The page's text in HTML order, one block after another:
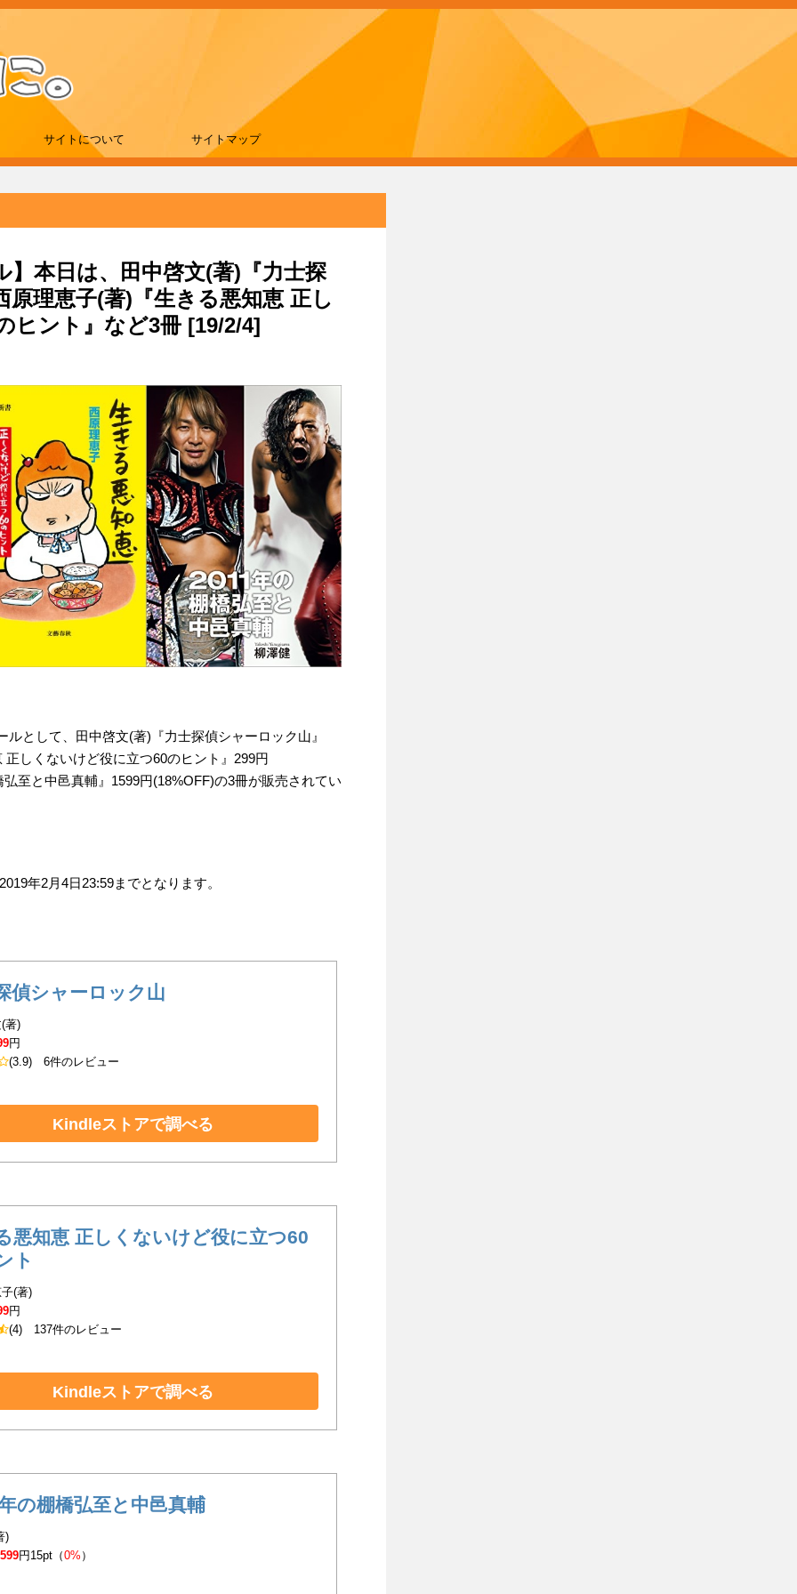
サイトについて サイトマップ
本日は、田中啓文(著)『力士探
理恵子(著)『生きる悪知恵 正し
ヒント』など3冊 [19/2/4]
として、田中啓文(著)『力士探偵シャーロック山』
しくないけど役に立つ60のヒント』299円
至と中邑真輔』1599円(18%OFF)の3冊が販売されてい
年2月4日23:59までとなります。
偵シャーロック山
著)
円
(3.9)6件のレビュー
Kindleストアで調べる
悪知恵 正しくないけど役に立つ60
ト
(著)
円
(4) 137件のレビュー
Kindleストアで調べる
の棚橋弘至と中邑真輔
)
円15pt（0% ）